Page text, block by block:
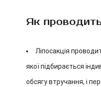
Як
Ліпосакція
якої підбирається
обсягу втручання, і